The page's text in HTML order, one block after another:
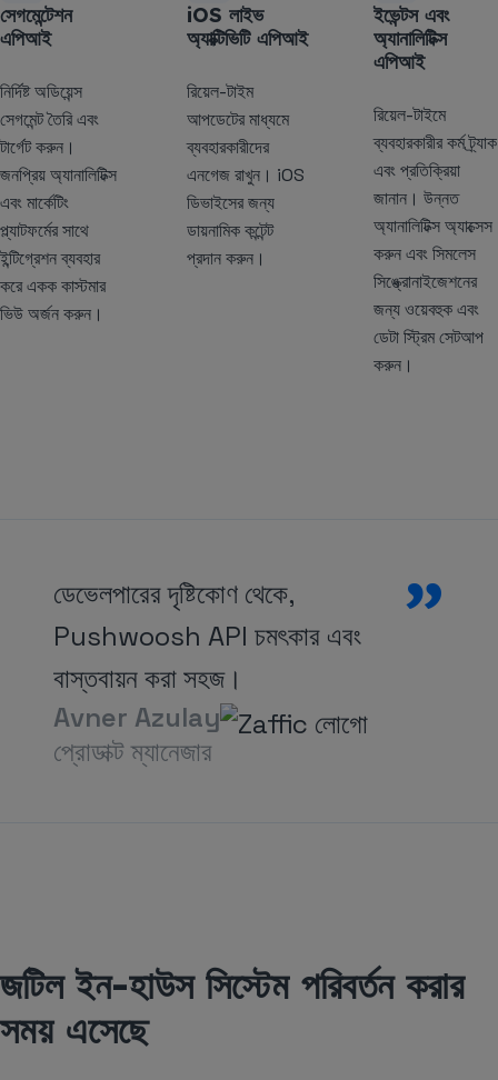
সেগমেন্টেশন
এপিআই
নির্দিষ্ট অডিয়েন্স
সেগমেন্ট তৈরি এবং
টার্গেট করুন।
জনপ্রিয় অ্যানালিটিক্স
এবং মার্কেটিং
প্ল্যাটফর্মের সাথে
ইন্টিগ্রেশন ব্যবহার
করে একক কাস্টমার
ভিউ অর্জন করুন।
iOS লাইভ
অ্যাক্টিভিটি এপিআই
রিয়েল-টাইম
আপডেটের মাধ্যমে
ব্যবহারকারীদের
এনগেজ রাখুন। iOS
ডিভাইসের জন্য
ডায়নামিক কন্টেন্ট
প্রদান করুন।
ইভেন্টস এবং
অ্যানালিটিক্স
এপিআই
রিয়েল-টাইমে
ব্যবহারকারীর কর্ম ট্র্যাক
এবং প্রতিক্রিয়া
জানান। উন্নত
অ্যানালিটিক্স অ্যাক্সেস
করুন এবং সিমলেস
সিঙ্ক্রোনাইজেশনের
জন্য ওয়েবহুক এবং
ডেটা স্ট্রিম সেটআপ
করুন।
”
ডেভেলপারের দৃষ্টিকোণ থেকে,
Pushwoosh API চমৎকার এবং
বাস্তবায়ন করা সহজ।
Avner Azulay
প্রোডাক্ট ম্যানেজার
জটিল ইন-হাউস সিস্টেম পরিবর্তন করার
সময় এসেছে